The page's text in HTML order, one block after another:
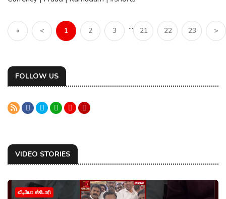
« < 1 2 3 ... 21 22 23 >
FOLLOW US
VIDEO STORIES
வீடியோ ஸ்டோரி